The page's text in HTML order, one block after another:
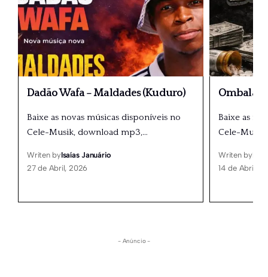
Dadão Wafa – Maldades (Kuduro)
Baixe as novas músicas disponíveis no
Cele-Musik, download mp3,…
Writen byIsaías Januário
27 de Abril, 2026
Ombala
Baixe as
Cele-
Writen by
14 de Abril,
- Anúncio -